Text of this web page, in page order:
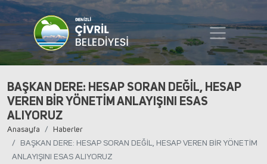
BAŞKAN DERE: HESAP SORAN DEĞİL, HESAP
VEREN BİR YÖNETİM ANLAYIŞINI ESAS
ALIYORUZ
Anasayfa
Haberler
BAŞKAN DERE: HESAP SORAN DEĞİL, HESAP VEREN BİR YÖNETİM
ANLAYIŞINI ESAS ALIYORUZ